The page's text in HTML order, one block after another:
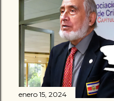
enero 15, 2024